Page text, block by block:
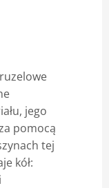
jego
pomocą
tej
kół: